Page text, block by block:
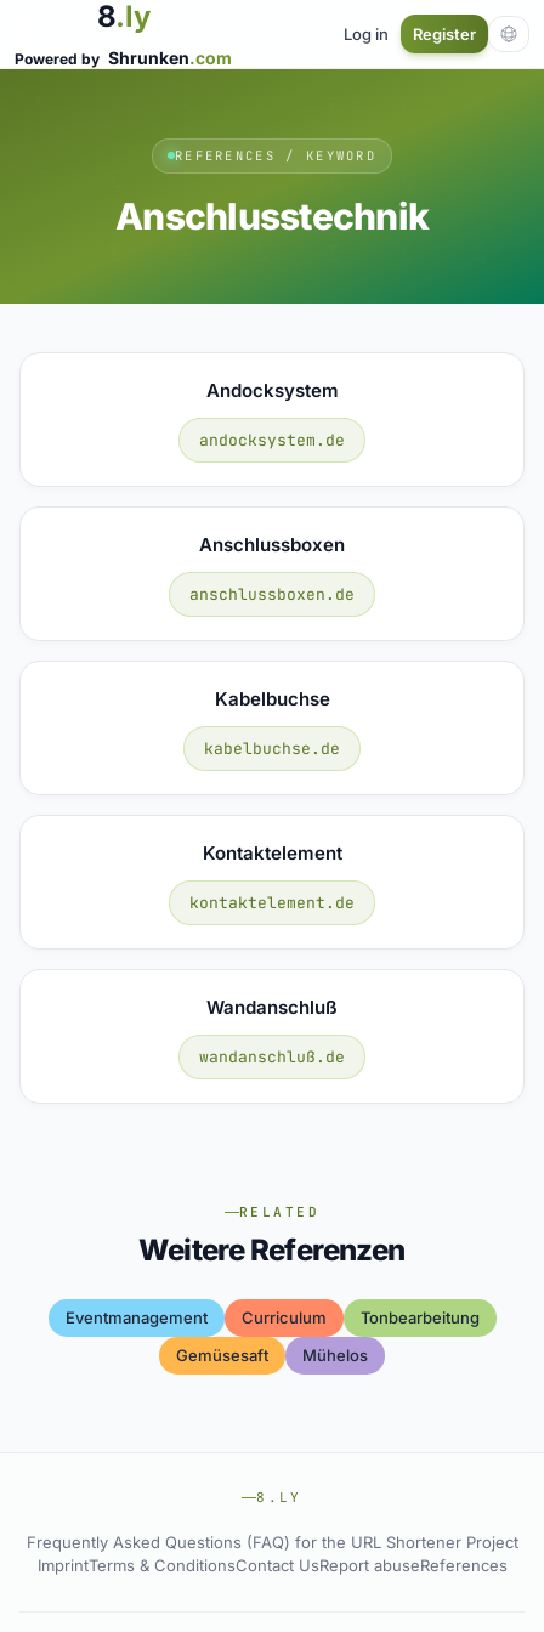
8.ly
Powered by Shrunken.com
Log in Register
REFERENCES / KEYWORD
Anschlusstechnik
Andocksystem
andocksystem.de
Anschlussboxen
anschlussboxen.de
Kabelbuchse
kabelbuchse.de
Kontaktelement
kontaktelement.de
Wandanschluß
wandanschluß.de
RELATED
Weitere Referenzen
Eventmanagement Curriculum
Tonbearbeitung
Gemüsesaft
Mühelos
8.LY
Frequently Asked Questions (FAQ) for the URL Shortener Project
ImprintTerms & ConditionsContact UsReport abuseReferences